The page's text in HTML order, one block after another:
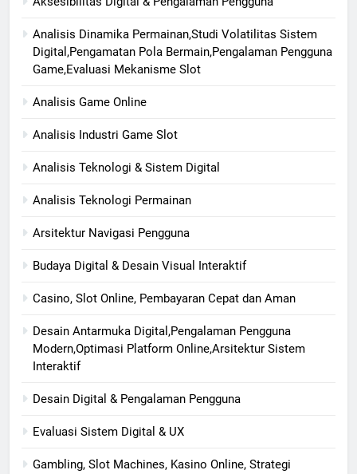
Analisis Dinamika Permainan,Studi Volatilitas Sistem
Digital,Pengamatan Pola Bermain,Pengalaman Pengguna
Game,Evaluasi Mekanisme Slot
Analisis Game Online
Analisis Industri Game Slot
Analisis Teknologi & Sistem Digital
Analisis Teknologi Permainan
Arsitektur Navigasi Pengguna
Budaya Digital & Desain Visual Interaktif
Casino, Slot Online, Pembayaran Cepat dan Aman
Desain Antarmuka Digital,Pengalaman Pengguna
Modern,Optimasi Platform Online,Arsitektur Sistem
Interaktif
Desain Digital & Pengalaman Pengguna
Evaluasi Sistem Digital & UX
Gambling, Slot Machines, Kasino Online, Strategi